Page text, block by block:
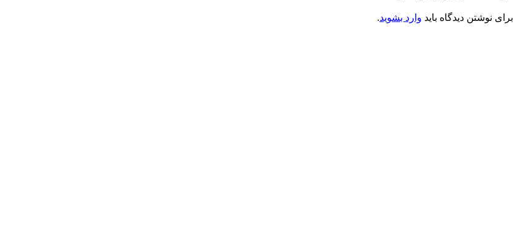
برای نوشتن دیدگاه باید وارد بشوید.